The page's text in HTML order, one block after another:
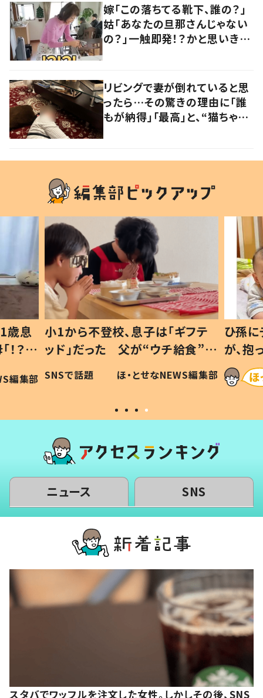
嫁「この落ちてる靴下、誰の？」
姑「あなたの旦那さんじゃない
の？」一触即発！？かと思いき
リビングで妻が倒れていると思
ったら…その驚きの理由に「誰
もが納得」「最高」と、“猫ちゃん
歳息
？」
編集部
小1から不登校、息子は「ギフテ
ッド」だった 父が“ウチ給食”を
作り続ける理由とは #令和の親
#令和の子
SNSで話題 ほ・とせなNEWS編集部
ひ孫
が、
「涙が
い」
ニュース SNS
スタバでワッフルを注文した女性。しかしその後、SNS